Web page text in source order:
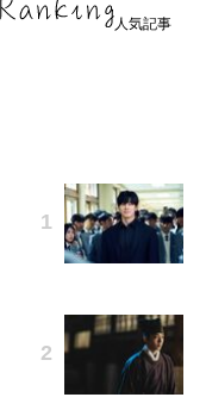
人気記事